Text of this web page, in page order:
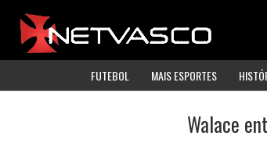
FUTEBOL MAIS ESPORTES
Walace